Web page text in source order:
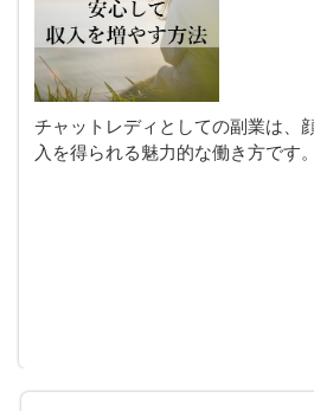
チャットレディとしての副業は、
入を得られる魅力的な働き方です